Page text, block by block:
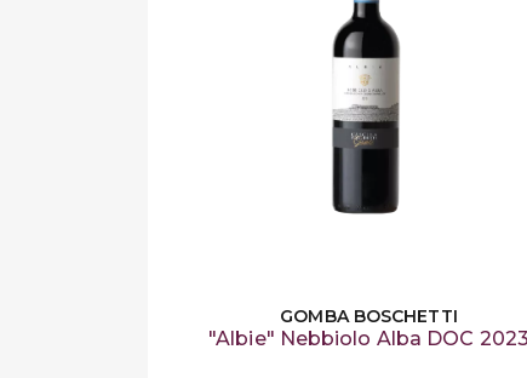
GOMBA BOSCHETTI
"Albie" Nebbiolo Alba DOC 2023